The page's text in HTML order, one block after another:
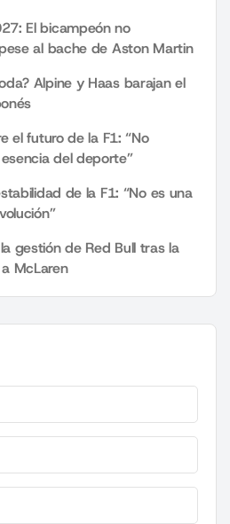
El bicampeón no
al bache de Aston Martin
Alpine y Haas barajan el
el futuro de la F1: “No
del deporte”
de la F1: “No es una
gestión de Red Bull tras la
McLaren